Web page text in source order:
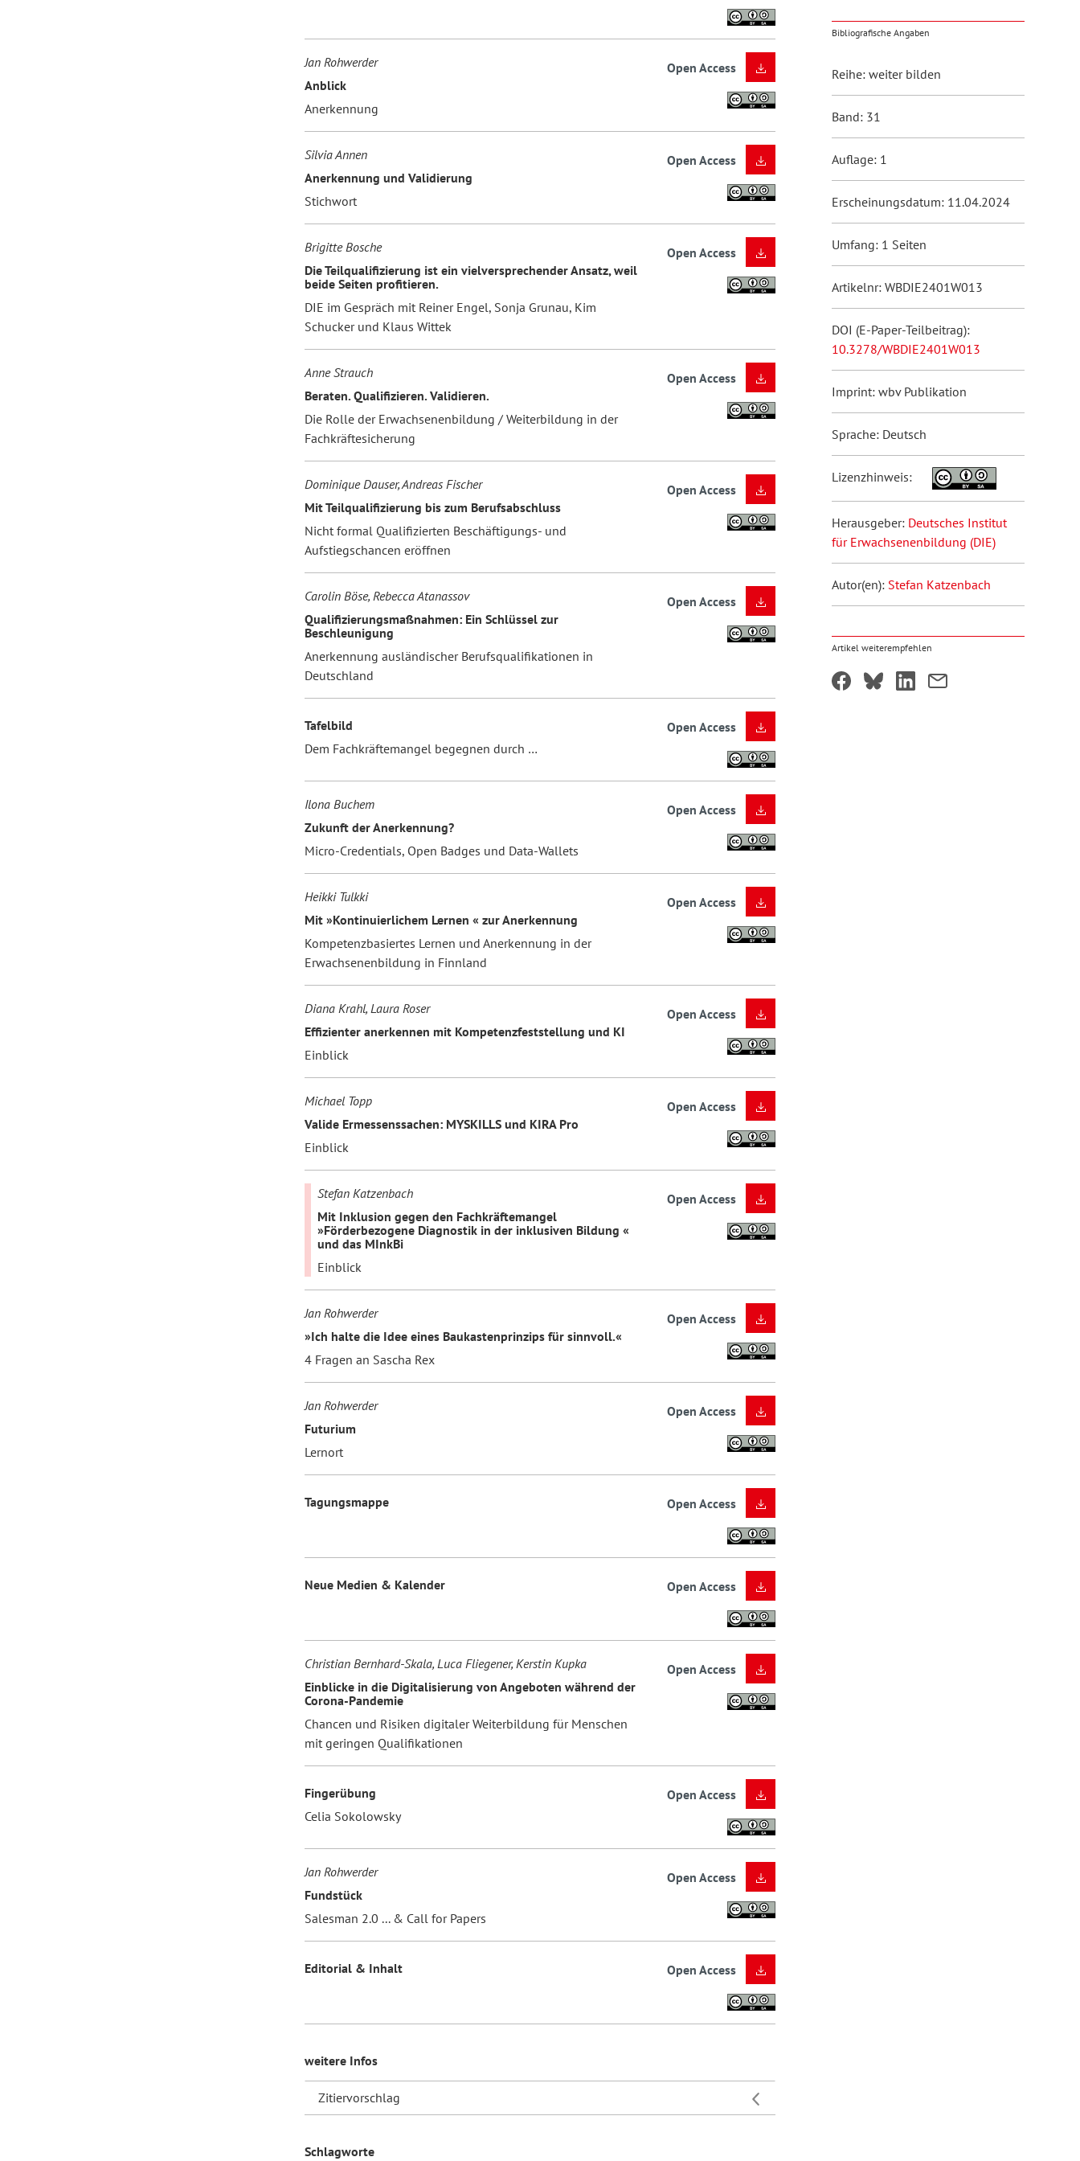
Jan Rohwerder
Anblick
Anerkennung
Open Access
Silvia Annen
Anerkennung und Validierung
Stichwort
Open Access
Brigitte Bosche
Die Teilqualifizierung ist ein vielversprechender Ansatz, weil
beide Seiten profitieren.
DIE im Gespräch mit Reiner Engel, Sonja Grunau, Kim
Schucker und Klaus Wittek
Open Access
Anne Strauch
Beraten. Qualifizieren. Validieren.
Die Rolle der Erwachsenenbildung / Weiterbildung in der
Fachkräftesicherung
Open Access
Dominique Dauser, Andreas Fischer
Mit Teilqualifizierung bis zum Berufsabschluss
Nicht formal Qualifizierten Beschäftigungs- und
Aufstiegschancen eröffnen
Open Access
Carolin Böse, Rebecca Atanassov
Qualifizierungsmaßnahmen: Ein Schlüssel zur
Beschleunigung
Anerkennung ausländischer Berufsqualifikationen in
Deutschland
Open Access
Tafelbild
Dem Fachkräftemangel begegnen durch …
Open Access
Ilona Buchem
Zukunft der Anerkennung?
Micro-Credentials, Open Badges und Data-Wallets
Open Access
Heikki Tulkki
Mit »Kontinuierlichem Lernen « zur Anerkennung
Kompetenzbasiertes Lernen und Anerkennung in der
Erwachsenenbildung in Finnland
Open Access
Diana Krahl, Laura Roser
Effizienter anerkennen mit Kompetenzfeststellung und KI
Einblick
Open Access
Michael Topp
Valide Ermessenssachen: MYSKILLS und KIRA Pro
Einblick
Open Access
Stefan Katzenbach
Mit Inklusion gegen den Fachkräftemangel
»Förderbezogene Diagnostik in der inklusiven Bildung «
und das MInkBi
Einblick
Open Access
Jan Rohwerder
»Ich halte die Idee eines Baukastenprinzips für sinnvoll.«
4 Fragen an Sascha Rex
Open Access
Jan Rohwerder
Futurium
Lernort
Open Access
Tagungsmappe Open Access
Neue Medien & Kalender Open Access
Christian Bernhard-Skala, Luca Fliegener, Kerstin Kupka
Einblicke in die Digitalisierung von Angeboten während der
Corona-Pandemie
Chancen und Risiken digitaler Weiterbildung für Menschen
mit geringen Qualifikationen
Open Access
Fingerübung
Celia Sokolowsky
Open Access
Jan Rohwerder
Fundstück
Salesman 2.0 ... & Call for Papers
Open Access
Editorial & Inhalt Open Access
weitere Infos
Zitiervorschlag
Schlagworte
Bibliografische Angaben
Reihe: weiter bilden
Band: 31
Auflage: 1
Erscheinungsdatum: 11.04.2024
Umfang: 1 Seiten
Artikelnr: WBDIE2401W013
DOI (E-Paper-Teilbeitrag):
10.3278/WBDIE2401W013
Imprint: wbv Publikation
Sprache: Deutsch
Lizenzhinweis:
Herausgeber: Deutsches Institut
für Erwachsenenbildung (DIE)
Autor(en): Stefan Katzenbach
Artikel weiterempfehlen